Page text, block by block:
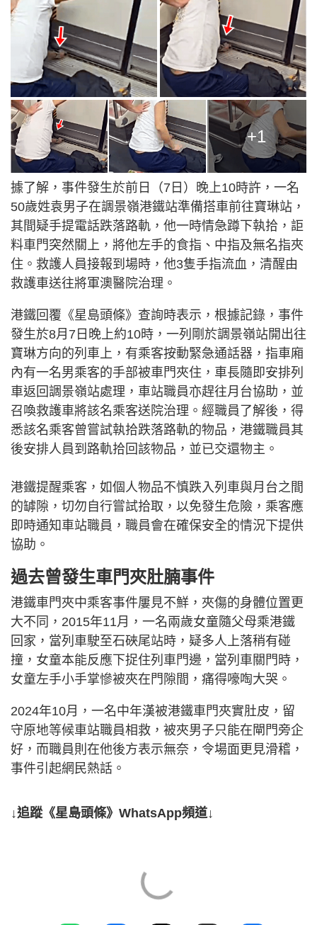
+1
據了解，事件發生於前日（7日）晚上10時許，一名
50歲姓袁男子在調景嶺港鐵站準備搭車前往寶琳站，
其間疑手提電話跌落路軌，他一時情急蹲下執拾，詎
料車門突然關上，將他左手的食指、中指及無名指夾
住。救護人員接報到場時，他3隻手指流血，清醒由
救護車送往將軍澳醫院治理。
港鐵回覆《星島頭條》查詢時表示，根據記錄，事件
發生於8月7日晚上約10時，一列剛於調景嶺站開出往
寶琳方向的列車上，有乘客按動緊急通話器，指車廂
內有一名男乘客的手部被車門夾住，車長隨即安排列
車返回調景嶺站處理，車站職員亦趕往月台協助，並
召喚救護車將該名乘客送院治理。經職員了解後，得
悉該名乘客曾嘗試執拾跌落路軌的物品，港鐵職員其
後安排人員到路軌拾回該物品，並已交還物主。
港鐵提醒乘客，如個人物品不慎跌入列車與月台之間
的罅隙，切勿自行嘗試拾取，以免發生危險，乘客應
即時通知車站職員，職員會在確保安全的情況下提供
協助。
過去曾發生車門夾肚腩事件
港鐵車門夾中乘客事件屢見不鮮，夾傷的身體位置更
大不同，2015年11月，一名兩歲女童隨父母乘港鐵
回家，當列車駛至石硤尾站時，疑多人上落稍有碰
撞，女童本能反應下捉住列車門邊，當列車關門時，
女童左手小手掌慘被夾在門隙間，痛得嚎啕大哭。
2024年10月，一名中年漢被港鐵車門夾實肚皮，留
守原地等候車站職員相救，被夾男子只能在閘門旁企
好，而職員則在他後方表示無奈，令場面更見滑稽，
事件引起網民熱話。
↓追蹤《星島頭條》WhatsApp頻道↓